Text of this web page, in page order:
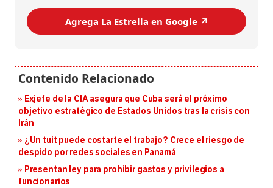
Agrega La Estrella en Google ↗️
Exjefe de la CIA asegura que Cuba será el próximo
objetivo estratégico de Estados Unidos tras la crisis con
Irán
¿Un tuit puede costarte el trabajo? Crece el riesgo de
despido por redes sociales en Panamá
Presentan ley para prohibir gastos y privilegios a
funcionarios